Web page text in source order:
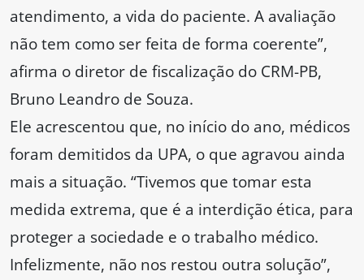
atendimento, a vida do paciente. A avaliação
não tem como ser feita de forma coerente”,
afirma o diretor de fiscalização do CRM-PB,
Bruno Leandro de Souza.
Ele acrescentou que, no início do ano, médicos
foram demitidos da UPA, o que agravou ainda
mais a situação. “Tivemos que tomar esta
medida extrema, que é a interdição ética, para
proteger a sociedade e o trabalho médico.
Infelizmente, não nos restou outra solução”,